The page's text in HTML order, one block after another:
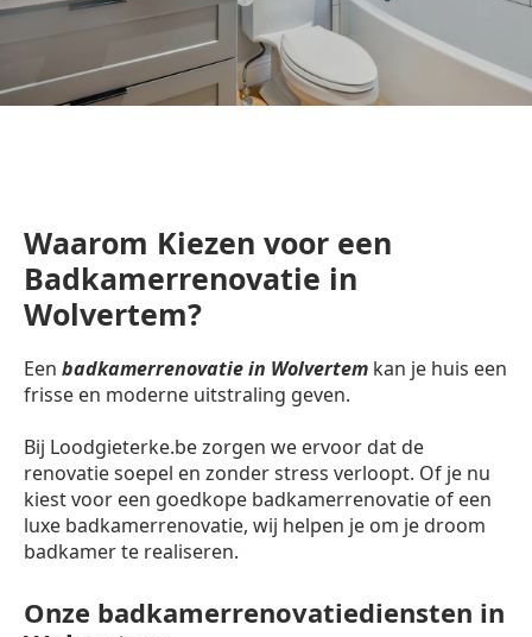
Waarom Kiezen voor een
Badkamerrenovatie in
Wolvertem?
Een badkamerrenovatie in Wolvertem kan je huis een
frisse en moderne uitstraling geven.
Bij Loodgieterke.be zorgen we ervoor dat de
renovatie soepel en zonder stress verloopt. Of je nu
kiest voor een goedkope badkamerrenovatie of een
luxe badkamerrenovatie, wij helpen je om je droom
badkamer te realiseren.
Onze badkamerrenovatiediensten in